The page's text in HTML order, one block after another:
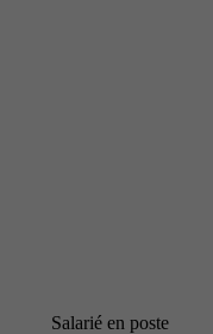
Salarié en poste